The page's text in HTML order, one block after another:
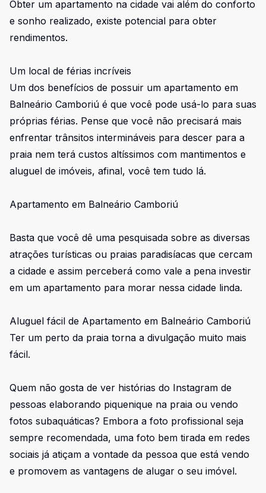
Obter um apartamento na cidade vai além do conforto
e sonho realizado, existe potencial para obter
rendimentos.
Um local de férias incríveis
Um dos benefícios de possuir um apartamento em
Balneário Camboriú é que você pode usá-lo para suas
próprias férias. Pense que você não precisará mais
enfrentar trânsitos intermináveis para descer para a
praia nem terá custos altíssimos com mantimentos e
aluguel de imóveis, afinal, você tem tudo lá.
Apartamento em Balneário Camboriú
Basta que você dê uma pesquisada sobre as diversas
atrações turísticas ou praias paradisíacas que cercam
a cidade e assim perceberá como vale a pena investir
em um apartamento para morar nessa cidade linda.
Aluguel fácil de Apartamento em Balneário Camboriú
Ter um perto da praia torna a divulgação muito mais
fácil.
Quem não gosta de ver histórias do Instagram de
pessoas elaborando piquenique na praia ou vendo
fotos subaquáticas? Embora a foto profissional seja
sempre recomendada, uma foto bem tirada em redes
sociais já atiçam a vontade da pessoa que está vendo
e promovem as vantagens de alugar o seu imóvel.